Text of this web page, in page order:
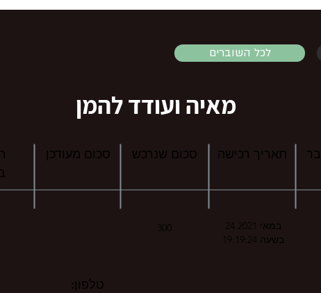
לכל השוברים
מאיה ועודד להמן
סכום מעודכן סכום שנרכש תאריך רכישה
300
24 במאי 2021
בשעה 19:19:24
טלפון: